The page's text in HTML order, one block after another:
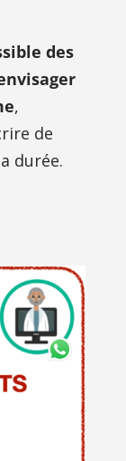
des
,
de
durée.